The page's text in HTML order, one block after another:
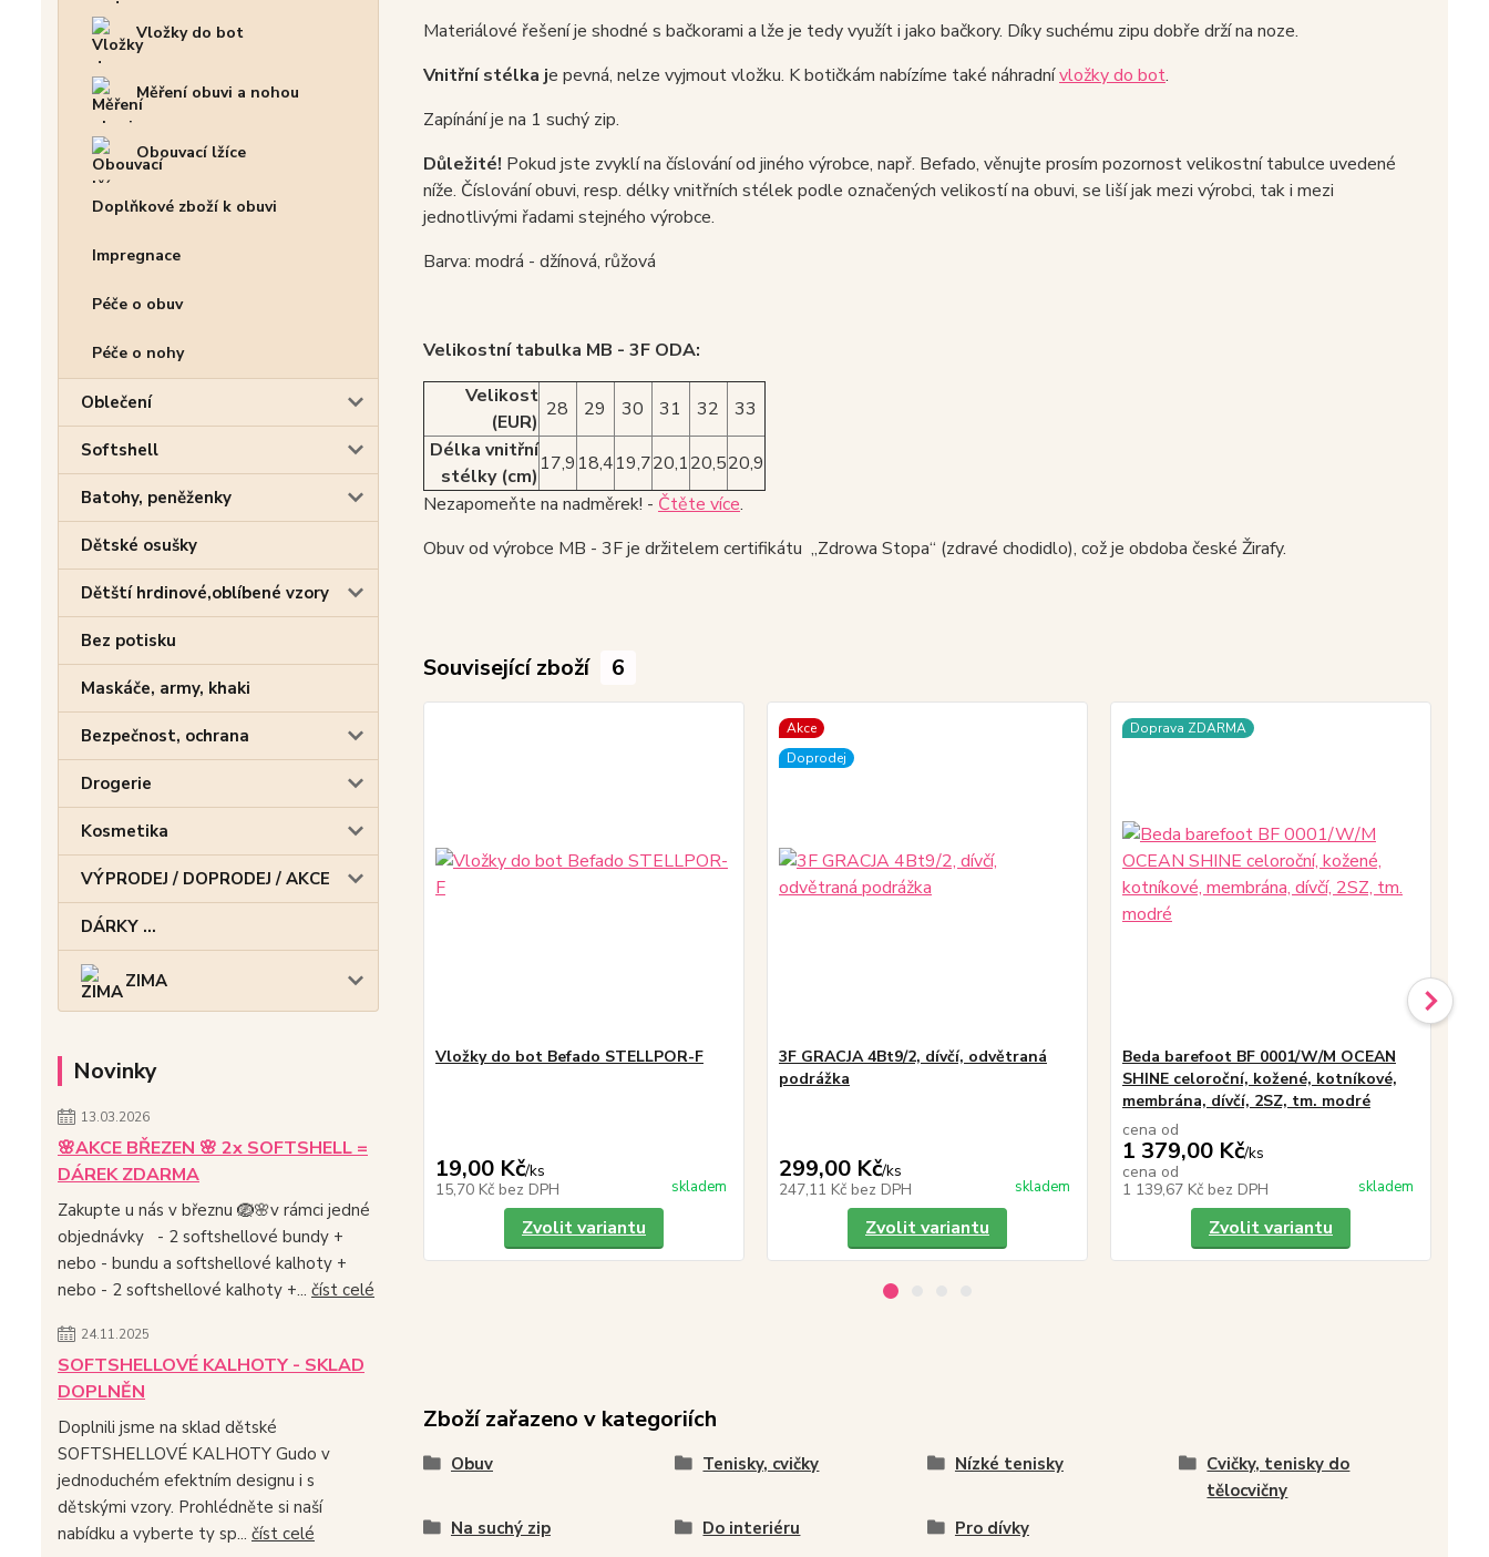
Vložky do bot
Měření obuvi a nohou
Obouvací lžíce
Doplňkové zboží k obuvi
Impregnace
Péče o obuv
Péče o nohy
Oblečení
Softshell
Batohy, peněženky
Dětské osušky
Dětští hrdinové,oblíbené vzory
Bez potisku
Maskáče, army, khaki
Bezpečnost, ochrana
Drogerie
Kosmetika
VÝPRODEJ / DOPRODEJ / AKCE
DÁRKY ...
ZIMA
Novinky
13.03.2026
🌸AKCE BŘEZEN 🌸 2x SOFTSHELL =
DÁREK ZDARMA
Zakupte u nás v březnu 🪺🌸v rámci jedné
objednávky - 2 softshellové bundy +
nebo - bundu a softshellové kalhoty +
nebo - 2 softshellové kalhoty +... číst celé
24.11.2025
SOFTSHELLOVÉ KALHOTY - SKLAD
DOPLNĚN
Doplnili jsme na sklad dětské
SOFTSHELLOVÉ KALHOTY Gudo v
jednoduchém efektním designu i s
dětskými vzory. Prohlédněte si naší
nabídku a vyberte ty sp... číst celé
Materiálové řešení je shodné s bačkorami a lže je tedy využít i jako bačkory. Díky suchému zipu dobře drží na noze.
Vnitřní stélka je pevná, nelze vyjmout vložku. K botičkám nabízíme také náhradnívložky do bot.
Zapínání je na 1 suchý zip.
Důležité! Pokud jste zvyklí na číslování od jiného výrobce, např. Befado, věnujte prosím pozornost velikostní tabulce uvedené
níže. Číslování obuvi, resp. délky vnitřních stélek podle označených velikostí na obuvi, se liší jak mezi výrobci, tak i mezi
jednotlivými řadami stejného výrobce.
Barva: modrá - džínová, růžová
Velikostní tabulka MB - 3F ODA:
Velikost
(EUR)
28 29 30 31 32
33
Délka vnitřní
stélky (cm)
17,9 18,419,720,120,520,9
Nezapomeňte na nadměrek! - Čtěte více.
Obuv od výrobce MB - 3F je držitelem certifikátu „Zdrowa Stopa“ (zdravé chodidlo), což je obdoba české Žirafy.
Související zboží 6
Vložky do bot Befado STELLPOR-F
19,00 Kč/ks
15,70 Kč bez DPH skladem
Zvolit variantu
Akce
Doprodej
3F GRACJA 4Bt9/2, dívčí, odvětraná
podrážka
299,00 Kč/ks
247,11 Kč bez DPH skladem
Zvolit variantu
Doprava ZDARMA
Beda barefoot BF 0001/W/M OCEAN
SHINE celoroční, kožené, kotníkové,
membrána, dívčí, 2SZ, tm. modré
cena od
1 379,00 Kč/ks
cena od
1 139,67 Kč bez DPH skladem
Zvolit variantu
Zboží zařazeno v kategoriích
Obuv Tenisky, cvičky Nízké tenisky
Cvičky, tenisky do
tělocvičny
Na suchý zip
Do interiéru Pro dívky